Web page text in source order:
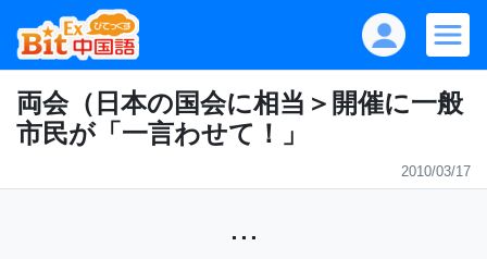
両会（日本の国会に相当＞開催に一般
市民が「一言わせて！」
2010/03/17
...